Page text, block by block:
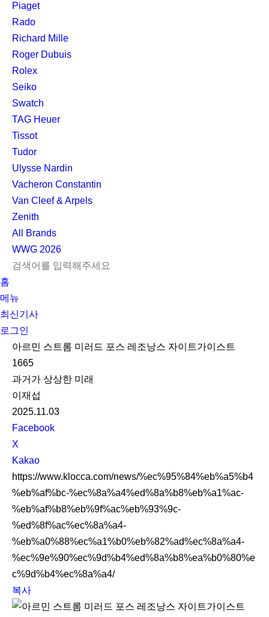
Piaget
Rado
Richard Mille
Roger Dubuis
Rolex
Seiko
Swatch
TAG Heuer
Tissot
Tudor
Ulysse Nardin
Vacheron Constantin
Van Cleef & Arpels
Zenith
All Brands
WWG 2026
L
G
I
N
S
A
R
C
H
닫
l
e
a
r
검
색
하
기
홈
메뉴
최신기사
로그인
아르민 스트롬 미러드 포스 레조낭스 자이트가이스트
1665
과거가 상상한 미래
이재섭
2025.11.03
S
N
S
S
h
a
r
e
Facebook
X
Kakao
https://www.klocca.com/news/%ec%95%84%eb%a5%b4
%eb%af%bc-%ec%8a%a4%ed%8a%b8%eb%a1%ac-
%eb%af%b8%eb%9f%ac%eb%93%9c-
%ed%8f%ac%ec%8a%a4-
%eb%a0%88%ec%a1%b0%eb%82%ad%ec%8a%a4-
%ec%9e%90%ec%9d%b4%ed%8a%b8%ea%b0%80%e
c%9d%b4%ec%8a%a4/
복사